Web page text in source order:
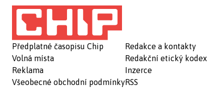
Předplatné časopisu Chip
Volná místa
Reklama
Všeobecné obchodní podmínky
Redakce a kontakty
Redakční etický kodex
Inzerce
RSS